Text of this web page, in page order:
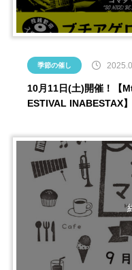
季節の催し
10月11日(土)開催！【
ESTIVAL INABESTAX】